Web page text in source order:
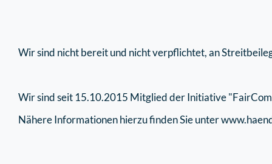
Wir sind nicht bereit und nicht verpflichtet, an
Wir sind seit 15.10.2015 Mitglied der Initiative
Nähere Informationen hierzu finden Sie unter